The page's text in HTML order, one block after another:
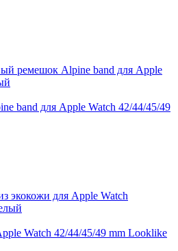
band для Apple Watch 42/44/45/49
Watch 42/44/45/49 mm Looklike